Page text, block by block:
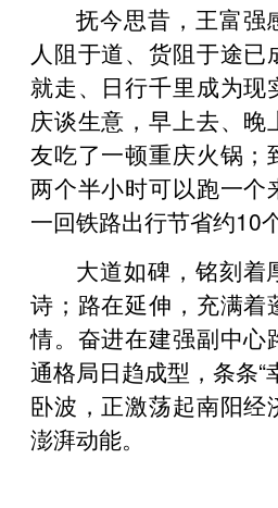
抚今思昔，王富强
人阻于道、货阻于途已
就走、日行千里成为现
庆谈生意，早上去、晚
友吃了一顿重庆火锅；
两个半小时可以跑一个
一回铁路出行节省约10
大道如碑，铭刻着
诗；路在延伸，充满着
情。奋进在建强副中心
通格局日趋成型，条条“
卧波，正激荡起南阳经
澎湃动能。